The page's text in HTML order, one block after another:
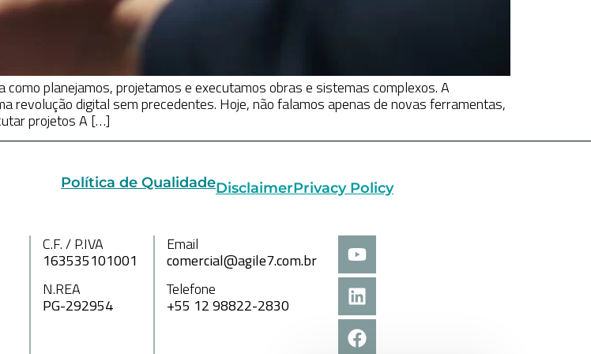
planejamos, projetamos e executamos obras e sistemas complexos. A
revolução digital sem precedentes. Hoje, não falamos apenas de novas ferramentas,
projetos A […]
Política de QualidadeDisclaimerPrivacy Policy
C.F. / P.IVA
163535101001
N.REA
PG-292954
Email
comercial@agile7.com.br
Telefone
+55 12 98822-2830